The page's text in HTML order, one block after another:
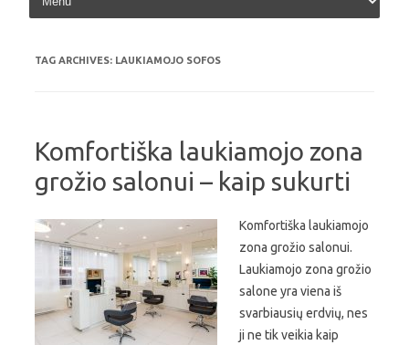
TAG ARCHIVES: LAUKIAMOJO SOFOS
Komfortiška laukiamojo zona
grožio salonui – kaip sukurti
Komfortiška laukiamojo
zona grožio salonui.
Laukiamojo zona grožio
salone yra viena iš
svarbiausių erdvių, nes
ji ne tik veikia kaip